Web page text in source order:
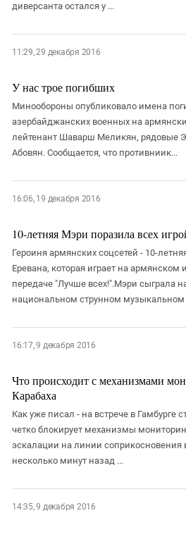
диверсанта остался у ...
11:29, 29 декабря 2016
У нас трое погибших
Минообороны опубликовало имена
азербайджанских военных на
лейтенант Шаварш Меликян, рядовые
Абовян. Сообщается, что противниик...
16:06, 19 декабря 2016
10-летняя Мэри поразила всех
Героиня армянских соцсетей - 10-
Еревана, которая играет на армянском
передаче "Лучше всех!".Мэри сыграла
национальном струнном музыкальном
16:17, 9 декабря 2016
Что происходит с механизмами
Карабаха
Как уже писал - на встрече в Гамбурге
четко блокирует механизмы
эскалации на линии соприкосновения
несколько минут назад ...
14:35, 9 декабря 2016